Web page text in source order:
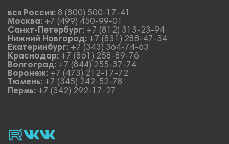
вся Россия: 8 (800) 500-17-41
Москва: +7 (499) 450-99-01
Санкт-Петербург: +7 (812) 313-23-94
Нижний Новгород: +7 (831) 288-47-34
Екатеринбург: +7 (343) 364-74-63
Краснодар: +7 (861) 258-89-76
Волгоград: +7 (844) 255-37-74
Воронеж: +7 (473) 212-17-72
Тюмень: +7 (345) 242-52-78
Пермь: +7 (342) 292-17-27
rutubevk_video.
Vk.